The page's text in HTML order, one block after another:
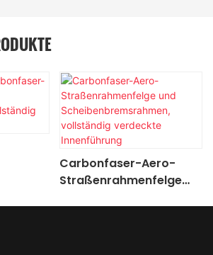
Carbonfaser-Aero-
Straßenrahmenfelge